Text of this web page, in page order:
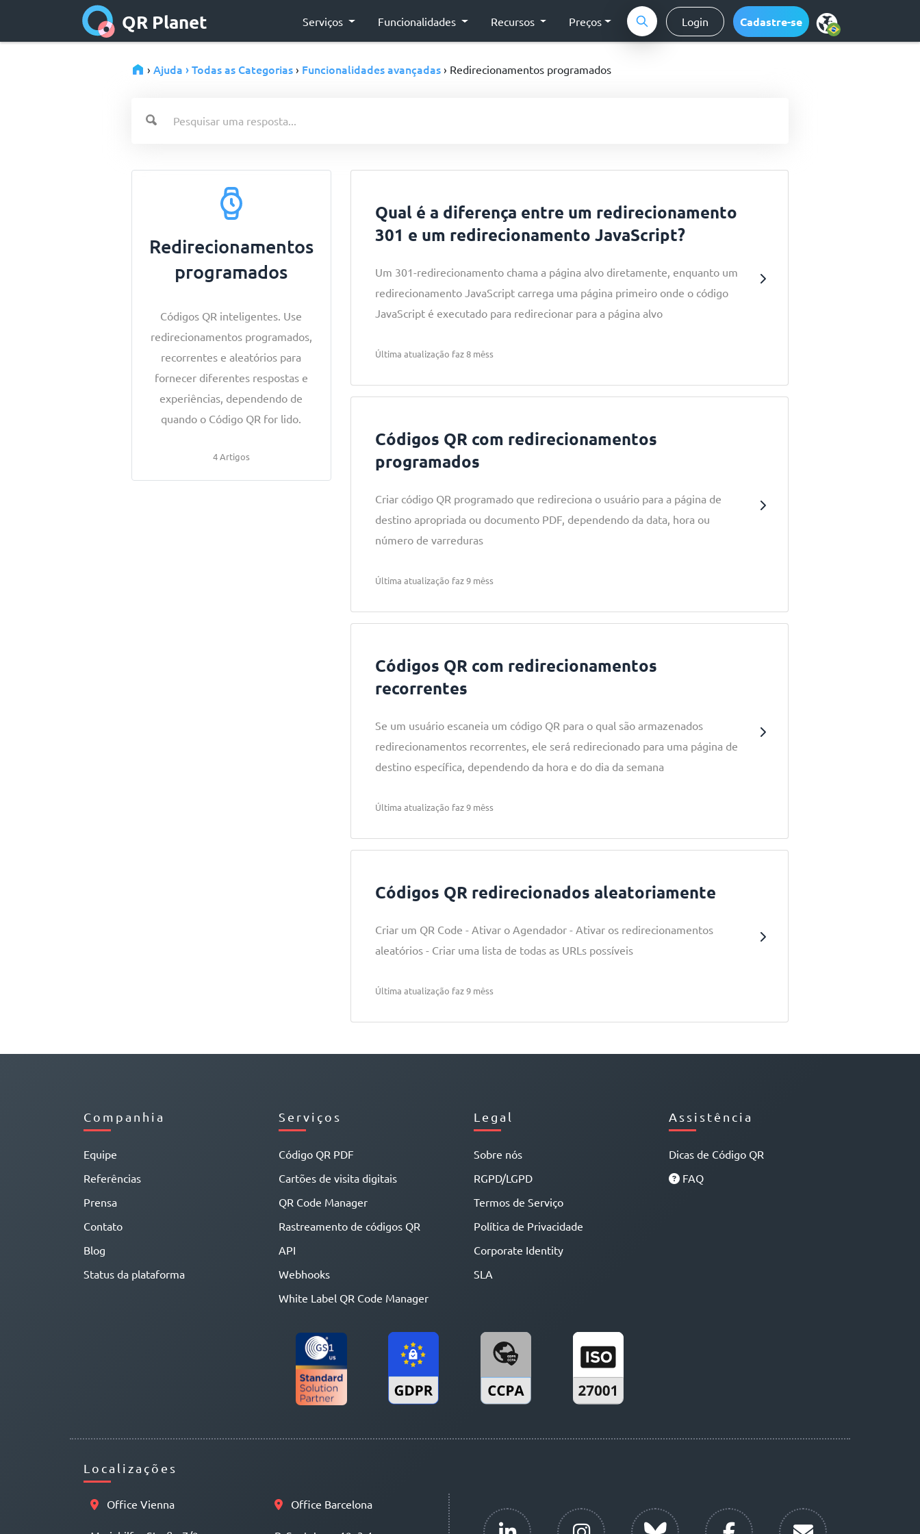
QR Planet Serviços Funcionalidades Recursos Preços Login Cadastre-se
› Ajuda › Todas as Categorias › Funcionalidades avançadas › Redirecionamentos programados
Redirecionamentos
programados
Códigos QR inteligentes. Use
redirecionamentos programados,
recorrentes e aleatórios para
fornecer diferentes respostas e
experiências, dependendo de
quando o Código QR for lido.
4 Artigos
Qual é a diferença entre um redirecionamento
301 e um redirecionamento JavaScript?
Um 301-redirecionamento chama a página alvo diretamente, enquanto um
redirecionamento JavaScript carrega uma página primeiro onde o código
JavaScript é executado para redirecionar para a página alvo
Última atualização faz 8 mêss
Códigos QR com redirecionamentos
programados
Criar código QR programado que redireciona o usuário para a página de
destino apropriada ou documento PDF, dependendo da data, hora ou
número de varreduras
Última atualização faz 9 mêss
Códigos QR com redirecionamentos
recorrentes
Se um usuário escaneia um código QR para o qual são armazenados
redirecionamentos recorrentes, ele será redirecionado para uma página de
destino específica, dependendo da hora e do dia da semana
Última atualização faz 9 mêss
Códigos QR redirecionados aleatoriamente
Criar um QR Code - Ativar o Agendador - Ativar os redirecionamentos
aleatórios - Criar uma lista de todas as URLs possíveis
Última atualização faz 9 mêss
Companhia
Equipe
Referências
Prensa
Contato
Blog
Status da plataforma
Serviços
Código QR PDF
Cartões de visita digitais
QR Code Manager
Rastreamento de códigos QR
API
Webhooks
White Label QR Code Manager
Legal
Sobre nós
RGPD/LGPD
Termos de Serviço
Política de Privacidade
Corporate Identity
SLA
Assistência
Dicas de Código QR
FAQ
Localizações
Office Vienna Office Barcelona